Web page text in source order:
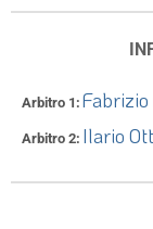
Arbitro 1 Fabrizio
Arbitro 2 Ilario